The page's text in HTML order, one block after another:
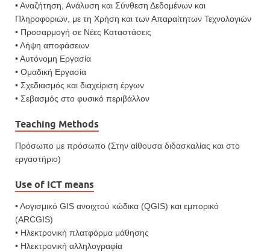
• Αναζήτηση, Ανάλυση και Σύνθεση Δεδομένων και
Πληροφοριών, με τη Χρήση και των Απαραίτητων Τεχνολογιών
• Προσαρμογή σε Νέες Καταστάσεις
• Λήψη αποφάσεων
• Αυτόνομη Εργασία
• Ομαδική Εργασία
• Σχεδιασμός και διαχείριση έργων
• Σεβασμός στο φυσικό περιβάλλον
Teaching Methods
Πρόσωπο με πρόσωπο (Στην αίθουσα διδασκαλίας και στο
εργαστήριο)
Use of ICT means
• Λογισμικό GIS ανοιχτού κώδικα (QGIS) και εμπορικό
(ARCGIS)
• Ηλεκτρονική πλατφόρμα μάθησης
• Ηλεκτρονική αλληλογραφία